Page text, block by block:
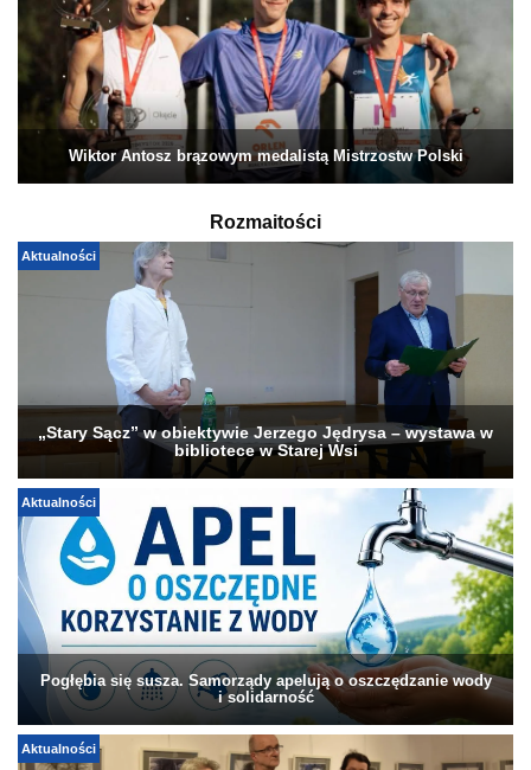
Wiktor Antosz brązowym medalistą Mistrzostw Polski
Rozmaitości
Aktualności
„Stary Sącz” w obiektywie Jerzego Jędrysa – wystawa w
bibliotece w Starej Wsi
Aktualności
Pogłębia się susza. Samorządy apelują o oszczędzanie wody
i solidarność
Aktualności